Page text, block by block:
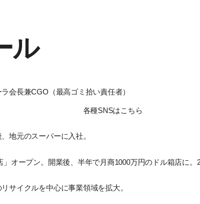
ル
会長兼CGO（最高ゴミ拾い責任者）
各種SNSはこちら
地元のスーパーに入社。
オープン。開業後、半年で月商1000万円のドル箱店に。
サイクルを中心に事業領域を拡大。